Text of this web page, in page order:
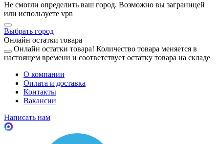
Не смогли определить ваш город. Возможно вы заграницей
или используете vpn
Выбрать город
Онлайн остатки товара
Онлайн остатки товара! Количество товара меняется в
настоящем времени и соответствует остатку товара на складе
О компании
Оплата и доставка
Контакты
Вакансии
Написать нам